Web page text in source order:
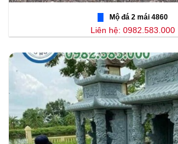
Mộ đá 2 mái 4860
Liên hệ: 0982.583.000